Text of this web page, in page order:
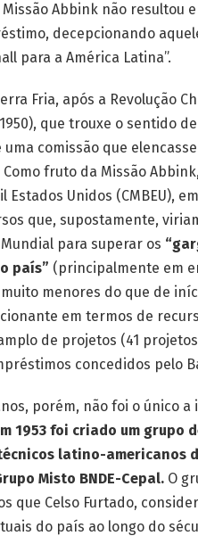
Abbink não resultou
decepcionando
para a América Latina”.
Fria, após a Revolução
que trouxe o sentido
comissão que
fruto da Missão
Unidos (CMBEU), em
que, supostamente,
para superar os
país” (principalmente em
menores do que de
em termos de
de projetos (41
concedidos pelo
porém, não foi o único a
1953 foi criado um grupo
latino-americanos
Misto BNDE-Cepal. O
que Celso Furtado,
do país ao longo do